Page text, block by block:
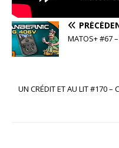
MATOS+ #67
UN CRÉDIT ET AU LIT #170 –